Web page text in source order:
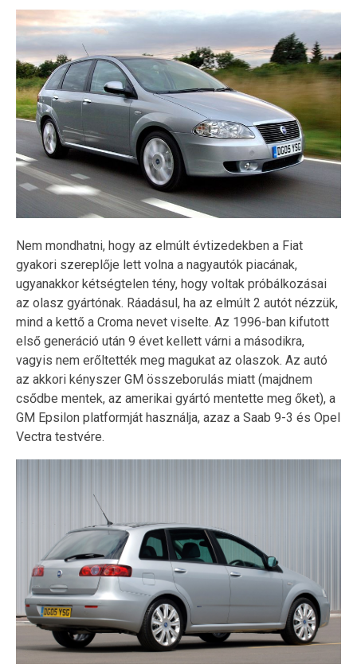
Nem mondhatni, hogy az elmúlt évtizedekben a Fiat
gyakori szereplője lett volna a nagyautók piacának,
ugyanakkor kétségtelen tény, hogy voltak próbálkozásai
az olasz gyártónak. Ráadásul, ha az elmúlt 2 autót nézzük,
mind a kettő a Croma nevet viselte. Az 1996-ban kifutott
első generáció után 9 évet kellett várni a másodikra,
vagyis nem erőltették meg magukat az olaszok. Az autó
az akkori kényszer GM összeborulás miatt (majdnem
csődbe mentek, az amerikai gyártó mentette meg őket), a
GM Epsilon platformját használja, azaz a Saab 9-3 és Opel
Vectra testvére.